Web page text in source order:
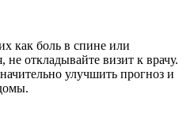
как боль в спине или
откладывайте визит к врачу.
улучшить прогноз и